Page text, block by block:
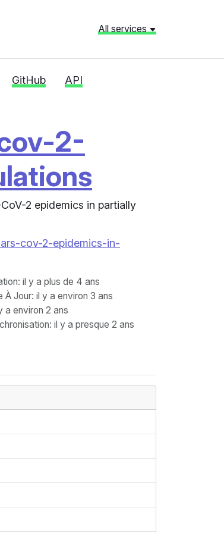
All services
GitHub API
2-
2 epidemics in partially
cov-2-epidemics-in-
: il y a plus de 4 ans
À Jour: il y a environ 3 ans
a environ 2 ans
: il y a presque 2 ans